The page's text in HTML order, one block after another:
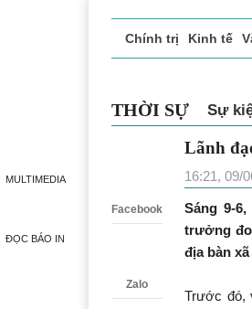
MULTIMEDIA
ĐỌC BÁO IN
Chính trị Kinh tế
THỜI SỰ Sự
Facebook
Zalo
Lãnh
16:21, 09/
Sáng 9-
trưởng
địa bàn
Trước đó,